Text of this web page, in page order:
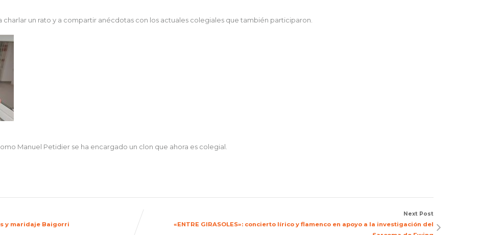
charlar un rato y a compartir anécdotas con los actuales colegiales que también participaron.
Manuel Petidier se ha encargado un clon que ahora es colegial.
y maridaje Baigorri
Next Post
«ENTRE GIRASOLES»: concierto lírico y flamenco en apoyo a la investigación del